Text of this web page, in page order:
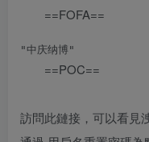
==FOFA==
==POC==
訪問此鏈接，可以看見